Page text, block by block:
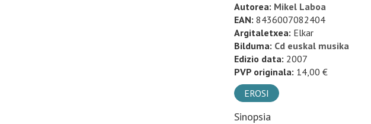
Autorea: Mikel Laboa
EAN: 8436007082404
Argitaletxea: Elkar
Bilduma: Cd euskal musika
Edizio data: 2007
PVP originala: 14,00 €
EROSI
Sinopsia